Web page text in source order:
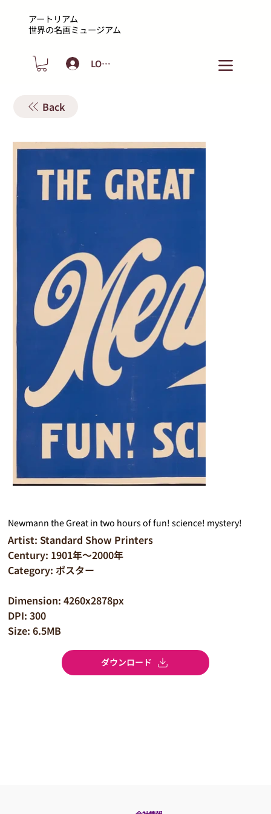
アートリアム
​世界の名画ミュージアム
LOGIN
Back
Newmann the Great in two hours of fun! science! mystery!
Artist: Standard Show Printers
Century: 1901年～2000年
Category: ポスター
Dimension: 4260x2878px
DPI: 300
Size: 6.5MB
ダウンロード